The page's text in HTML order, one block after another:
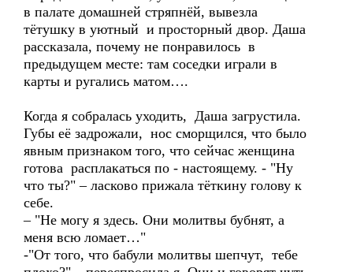
в палате домашней стряпнёй, вывезла
тётушку в уютный и просторный двор. Даша
рассказала, почему не понравилось в
предыдущем месте: там соседки играли в
карты и ругались матом….
Когда я собралась уходить, Даша загрустила.
Губы её задрожали, нос сморщился, что было
явным признаком того, что сейчас женщина
готова расплакаться по - настоящему. - "Ну
что ты?" – ласково прижала тёткину голову к
себе.
– "Не могу я здесь. Они молитвы бубнят, а
меня всю ломает…"
-"От того, что бабули молитвы шепчут, тебе